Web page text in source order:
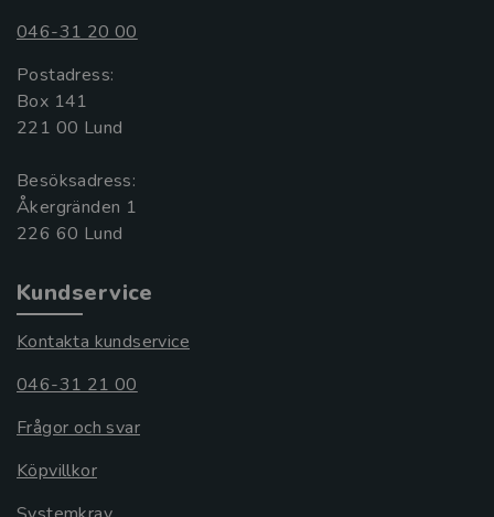
046-31 20 00
Postadress:
Box 141
221 00 Lund
Besöksadress:
Åkergränden 1
Kundservice
Kontakta kundservice
046-31 21 00
Frågor och svar
Köpvillkor